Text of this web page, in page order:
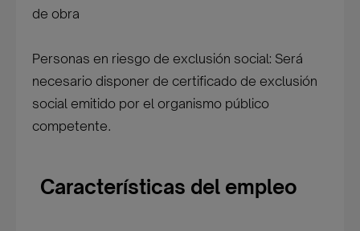
de obra
Personas en riesgo de exclusión social: Será
necesario disponer de certificado de exclusión
social emitido por el organismo público
competente.
Características del empleo